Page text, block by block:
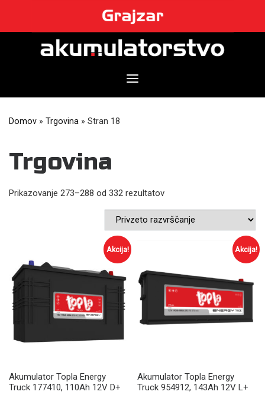
content
Domov » Trgovina » Stran 18
Trgovina
Prikazovanje 273–288 od 332 rezultatov
Akcija!
Akumulator Topla Energy
Truck 177410, 110Ah 12V D+
Akcija!
Akumulator Topla Energy
Truck 954912, 143Ah 12V L+